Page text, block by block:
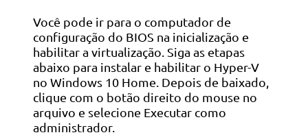
Você pode ir para o computador de
configuração do BIOS na inicialização e
habilitar a virtualização. Siga as etapas
abaixo para instalar e habilitar o Hyper-V
no Windows 10 Home. Depois de baixado,
clique com o botão direito do mouse no
arquivo e selecione Executar como
administrador.